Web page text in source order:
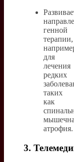
генной
терапии,
для
лечения
редких
таких
как
атрофия.
3.